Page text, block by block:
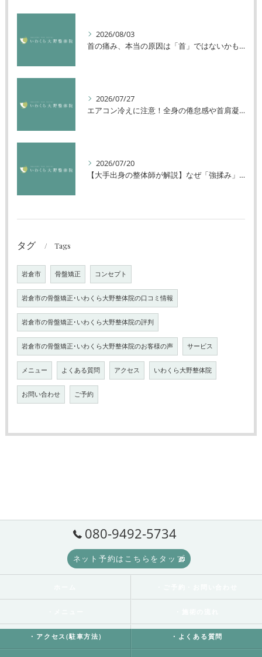
2026/08/03
首の痛み、本当の原因は「首」ではないかもしれません
2026/07/27
エアコン冷えに注意！全身の倦怠感や首肩凝りを解消する方法
2026/07/20
【大手出身の整体師が解説】なぜ「強揉み」は体に良くないのか？
タグ Tags
岩倉市 骨盤矯正 コンセプト
岩倉市の骨盤矯正･いわくら大野整体院の口コミ情報
岩倉市の骨盤矯正･いわくら大野整体院の評判
岩倉市の骨盤矯正･いわくら大野整体院のお客様の声 サービス
メニュー よくある質問 アクセス いわくら大野整体院
お問い合わせ ご予約
080-9492-5734
ネット予約はこちらをタップ
・アクセス(駐車方法) ・よくある質問